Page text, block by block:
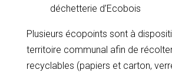
déchetterie d’Ecobois
Plusieurs écopoints sont à
territoire communal afin de
recyclables (papiers et carton,